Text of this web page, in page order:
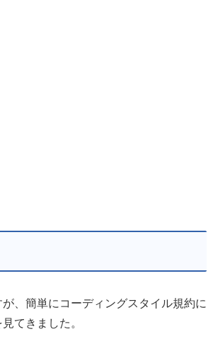
、簡単にコーディングスタイル規約に
てきました。